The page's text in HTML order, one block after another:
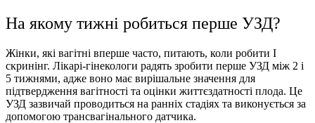
На якому тижні робиться перше УЗД?
Жінки, які вагітні вперше часто, питають, коли робити І
скринінг. Лікарі-гінекологи радять зробити перше УЗД між 2 і
5 тижнями, адже воно має вирішальне значення для
підтвердження вагітності та оцінки життєздатності плода. Це
УЗД зазвичай проводиться на ранніх стадіях та виконується за
допомогою трансвагінального датчика.